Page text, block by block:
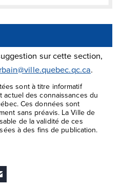
sur cette section,
.
sont à titre informatif
des connaissances du
Ces données sont
sans préavis. La Ville de
de la validité de ces
à des fins de publication.
Ã un ami